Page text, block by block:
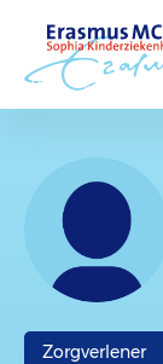
Zorgverlener